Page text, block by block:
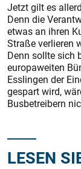
Jetzt gilt es
Denn die
etwas an ihren
Straße verlieren
Denn sollte sich
europaweiten
Esslingen der
gespart wird,
Busbetreibern
LESEN